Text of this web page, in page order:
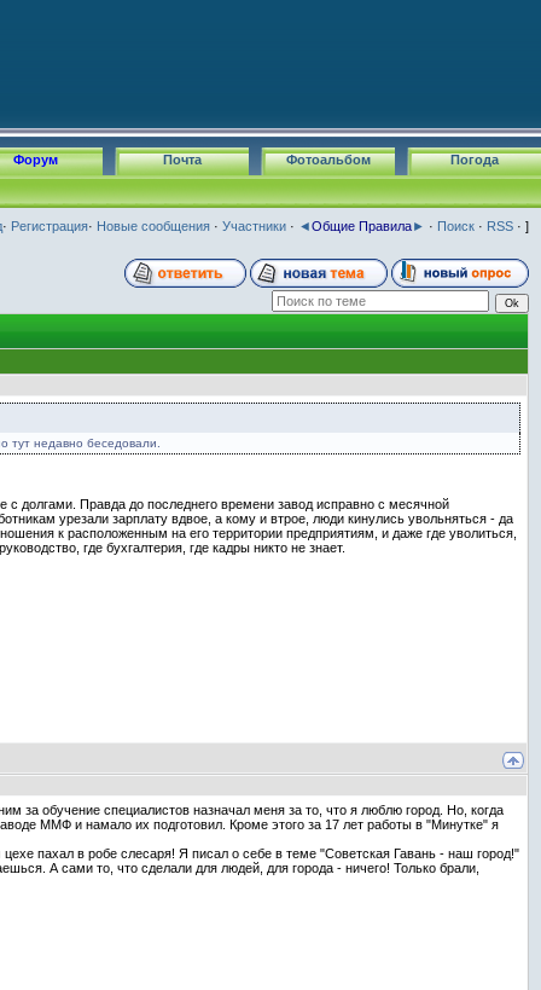
Погода
Фотоальбом
Почта
Форум
· Регистрация· Новые сообщения · Участники · ◄Общие Правила► · Поиск · RSS · ]
тут недавно беседовали.
с долгами. Правда до последнего времени завод исправно с месячной
урезали зарплату вдвое, а кому и втрое, люди кинулись увольняться - да
к расположенным на его территории предприятиям, и даже где уволиться,
где бухгалтерия, где кадры никто не знает.
за обучение специалистов назначал меня за то, что я люблю город. Но, когда
ММФ и намало их подготовил. Кроме этого за 17 лет работы в "Минутке" я
пахал в робе слесаря! Я писал о себе в теме "Советская Гавань - наш город!"
А сами то, что сделали для людей, для города - ничего! Только брали,